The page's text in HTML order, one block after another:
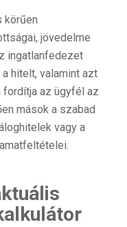
körűen
jövedelme
ingatlanfedezet
hitelt, valamint azt
az ügyfél az
mások a szabad
vagy a